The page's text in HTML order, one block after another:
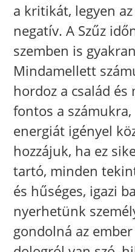
a kritikát, legyen
negatív. A Szűz
szemben is
Mindamellett
hordoz a család és
fontos a
energiát igényel
hozzájuk, ha ez
tartó, minden
és hűséges, igazi
nyerhetünk
gondolná az